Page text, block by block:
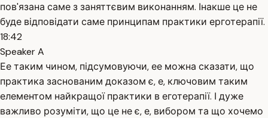
пов'язана саме з заняттєвим виконанням. Інакше це не
буде відповідати саме принципам практики ерготерапії.
18:42
Speaker A
Ее таким чином, підсумовуючи, ее можна сказати, що
практика заснованим доказом є, е, ключовим таким
елементом найкращої практики в еготерапії. І дуже
важливо розуміти, що це не є, е, вибором та що хочемо